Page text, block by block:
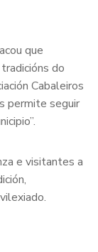
que
do
Cabaleiros
permite seguir
e visitantes a